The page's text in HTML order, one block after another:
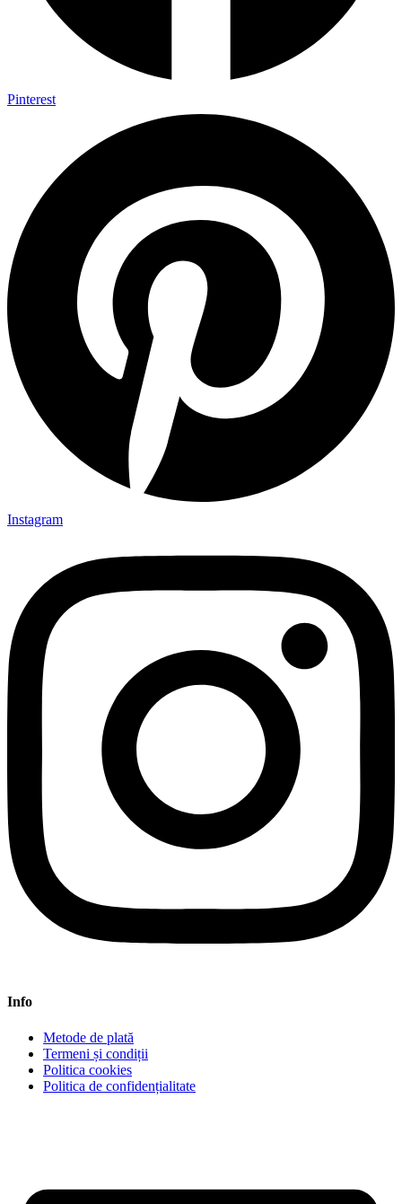
Pinterest
Instagram
Info
Metode de plată
Termeni și condiții
Politica cookies
Politica de confidențialitate